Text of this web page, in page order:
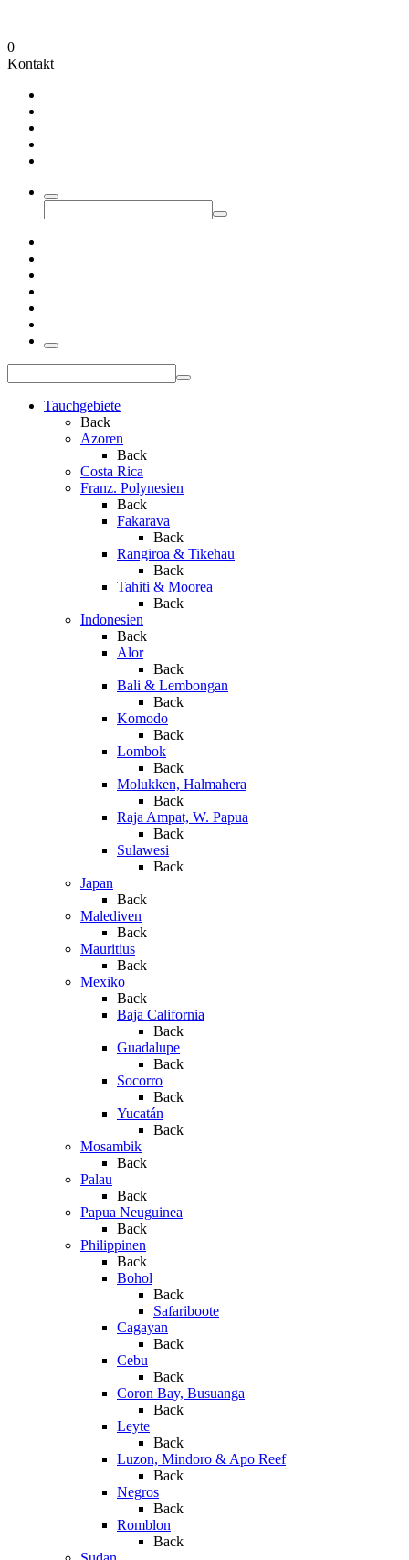
0
Kontakt
Tauchgebiete
Back
Azoren
Back
Costa Rica
Franz. Polynesien
Back
Fakarava
Back
Rangiroa & Tikehau
Back
Tahiti & Moorea
Back
Indonesien
Back
Alor
Back
Bali & Lembongan
Back
Komodo
Back
Lombok
Back
Molukken, Halmahera
Back
Raja Ampat, W. Papua
Back
Sulawesi
Back
Japan
Back
Malediven
Back
Mauritius
Back
Mexiko
Back
Baja California
Back
Guadalupe
Back
Socorro
Back
Yucatán
Back
Mosambik
Back
Palau
Back
Papua Neuguinea
Back
Philippinen
Back
Bohol
Back
Safariboote
Cagayan
Back
Cebu
Back
Coron Bay, Busuanga
Back
Leyte
Back
Luzon, Mindoro & Apo Reef
Back
Negros
Back
Romblon
Back